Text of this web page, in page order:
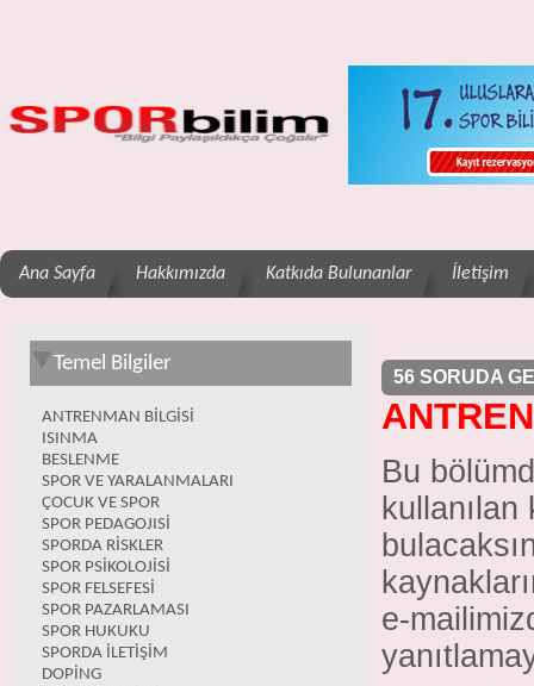
Ana Sayfa Hakkımızda Katkıda Bulunanlar İletişim
Temel Bilgiler
ANTRENMAN BİLGİSİ
ISINMA
BESLENME
SPOR VE YARALANMALARI
ÇOCUK VE SPOR
SPOR PEDAGOJISİ
SPORDA RİSKLER
SPOR PSİKOLOJİSİ
SPOR FELSEFESİ
SPOR PAZARLAMASI
SPOR HUKUKU
SPORDA İLETİŞİM
DOPİNG
56 SORUDA
Bu
e-